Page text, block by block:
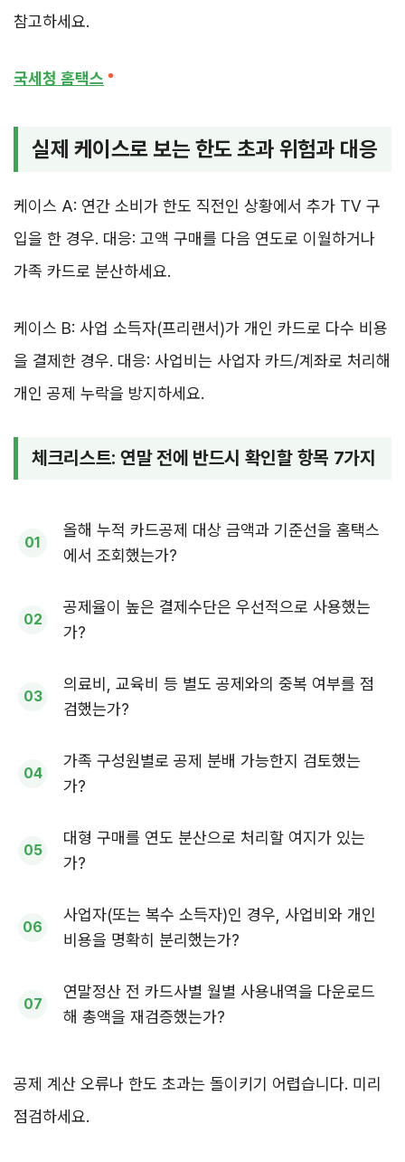
참고하세요.
국세청 홈택스
실제 케이스로 보는 한도 초과 위험과 대응
케이스 A: 연간 소비가 한도 직전인 상황에서 추가 TV 구
입을 한 경우. 대응: 고액 구매를 다음 연도로 이월하거나
가족 카드로 분산하세요.
케이스 B: 사업 소득자(프리랜서)가 개인 카드로 다수 비용
을 결제한 경우. 대응: 사업비는 사업자 카드/계좌로 처리해
개인 공제 누락을 방지하세요.
체크리스트: 연말 전에 반드시 확인할 항목 7가지
올해 누적 카드공제 대상 금액과 기준선을 홈택스
에서 조회했는가?
공제율이 높은 결제수단은 우선적으로 사용했는
가?
의료비, 교육비 등 별도 공제와의 중복 여부를 점
검했는가?
가족 구성원별로 공제 분배 가능한지 검토했는
가?
대형 구매를 연도 분산으로 처리할 여지가 있는
가?
사업자(또는 복수 소득자)인 경우, 사업비와 개인
비용을 명확히 분리했는가?
연말정산 전 카드사별 월별 사용내역을 다운로드
해 총액을 재검증했는가?
공제 계산 오류나 한도 초과는 돌이키기 어렵습니다. 미리
점검하세요.